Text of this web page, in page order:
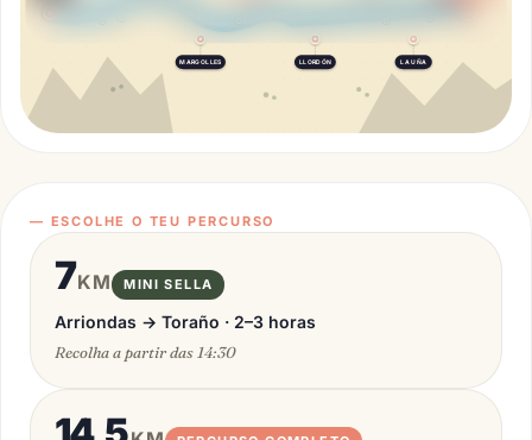
MARGOLLES LLORDÓN LA UÑA
— ESCOLHE O TEU PERCURSO
7KM MINI SELLA
Arriondas → Toraño · 2–3 horas
Recolha a partir das 14:30